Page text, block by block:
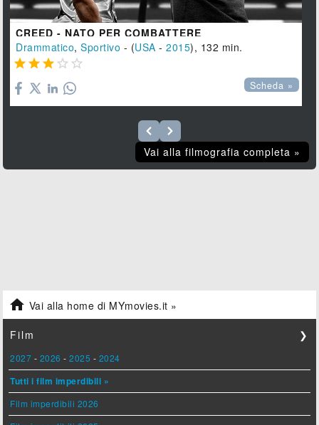
CREED - NATO PER COMBATTERE
Drammatico,Sportivo - (USA -2015), 132 min.
    
Scheda »
Vai alla filmografia completa »
 Vai alla home di MYmovies.it »
Film ❯
2027 - 2026 -2025 - 2024
Tutti i film imperdibili »
Film imperdibili 2026